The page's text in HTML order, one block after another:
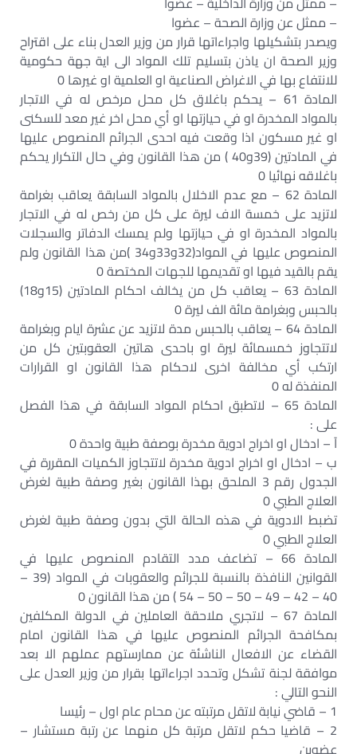
– ممثل عن وزارة الصحة – عضوا
ويصدر بتشكيلها واجراءاتها قرار من وزير العدل بناء على اقتراح
وزير الصحة ان ياذن بتسليم تلك المواد الى اية جهة حكومية
للانتفاع بها في الاغراض الصناعية او العلمية او غيرها 0
المادة 61 – يحكم باغلاق كل محل مرخص له في الاتجار
بالمواد المخدرة او في حيازتها او أي محل اخر غير معد للسكنى
او غير مسكون اذا وقعت فيه احدى الجرائم المنصوص عليها
في المادتين (39و40 ) من هذا القانون وفي حال التكرار يحكم
باغلاقه نهائيا 0
المادة 62 – مع عدم الاخلال بالمواد السابقة يعاقب بغرامة
لاتزيد على خمسة الاف ليرة على كل من رخص له في الاتجار
بالمواد المخدرة او في حيازتها ولم يمسك الدفاتر والسجلات
المنصوص عليها في المواد(32و33و34 )من هذا القانون ولم
يقم بالقيد فيها او تقديمها للجهات المختصة 0
المادة 63 – يعاقب كل من يخالف احكام المادتين (15و18)
بالحبس وبغرامة مائة الف ليرة 0
المادة 64 – يعاقب بالحبس مدة لاتزيد عن عشرة ايام وبغرامة
لاتتجاوز خمسمائة ليرة او باحدى هاتين العقوبتين كل من
ارتكب أي مخالفة اخرى لاحكام هذا القانون او القرارات
المنفذة له 0
المادة 65 – لاتطبق احكام المواد السابقة في هذا الفصل
على :
آ – ادخال او اخراج ادوية مخدرة بوصفة طبية واحدة 0
ب – ادخال او اخراج ادوية مخدرة لاتتجاوز الكميات المقررة في
الجدول رقم 3 الملحق بهذا القانون بغير وصفة طبية لغرض
العلاج الطبي 0
تضبط الادوية في هذه الحالة التي بدون وصفة طبية لغرض
العلاج الطبي 0
المادة 66 – تضاعف مدد التقادم المنصوص عليها في
القوانين النافذة بالنسبة للجرائم والعقوبات في المواد (39 –
40 – 42 – 49 – 50 – 50 – 54 ) من هذا القانون 0
المادة 67 – لاتجري ملاحقة العاملين في الدولة المكلفين
بمكافحة الجرائم المنصوص عليها في هذا القانون امام
القضاء عن الافعال الناشئة عن ممارستهم عملهم الا بعد
موافقة لجنة تشكل وتحدد اجراءاتها بقرار من وزير العدل على
النحو التالي :
1 – قاضي نيابة لاتقل مرتبته عن محام عام اول – رئيسا
2 – قاضيا حكم لاتقل مرتبة كل منهما عن رتبة مستشار –
عضوين